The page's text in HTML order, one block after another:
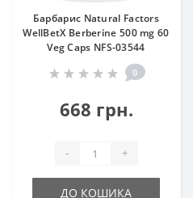
Барбарис Natural Factors
WellBetX Berberine 500 mg 60
Veg Caps NFS-03544
0
668 грн.
- +
ДО КОШИКА